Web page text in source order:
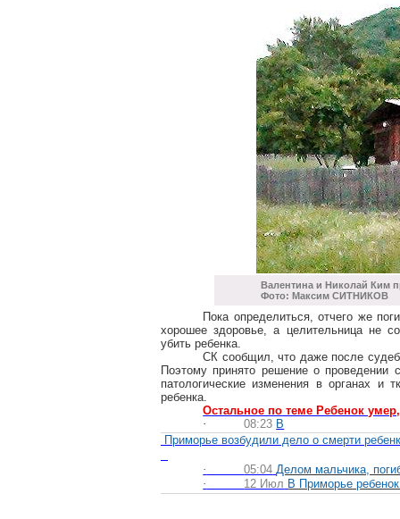
Валентина и Николай Ким
Фото: Максим СИТНИКОВ
Пока определиться, отчего же
хорошее здоровье, а целительница не
убить ребенка.
СК сообщил, что даже после
Поэтому принято решение о проведении
патологические изменения в органах и
ребенка.
Остальное по теме Ребенок
·
08:23 В
Приморье возбудили дело о смерти
· 05:04 Делом мальчика,
·
12 Июл В Приморье